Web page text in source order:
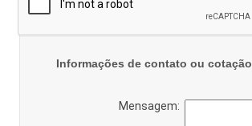
Informações de contato ou cotação
Mensagem: